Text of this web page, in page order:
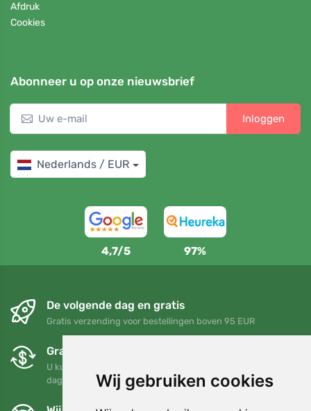
Wij gebruiken cookies
Afdruk
Cookies
Abonneer u op onze nieuwsbrief
Inloggen
Nederlands / EUR
4,7/5 97%
De volgende dag en gratis
Gratis verzending voor bestellingen boven 95 EUR
Gratis ruilen en retourneren
U kunt uw bestelling op elk gewenst moment binnen 90
dagen retourneren of ruilen